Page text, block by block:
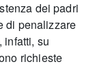
dei padri
di penalizzare
infatti, su
richieste